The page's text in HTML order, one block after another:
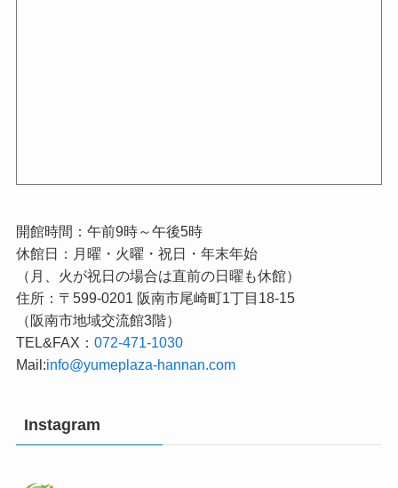
開館時間：午前9時～午後5時
休館日：月曜・火曜・祝日・年末年始
（月、火が祝日の場合は直前の日曜も休館）
住所：〒599-0201 阪南市尾崎町1丁目18-15
（阪南市地域交流館3階）
TEL&FAX： 072-471-1030
Mail:info@yumeplaza-hannan.com
Instagram